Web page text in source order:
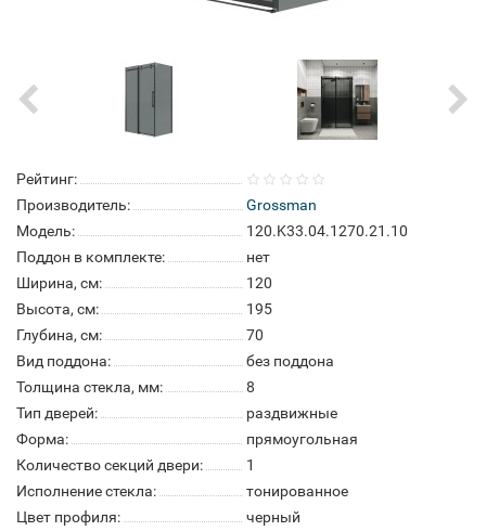
Рейтинг:
Производитель:
Grossman
Модель:
120.K33.04.1270.21.10
Поддон в комплекте:
нет
Ширина, см:
120
Высота, см:
195
Глубина, см:
70
Вид поддона:
без поддона
Толщина стекла, мм:
8
Тип дверей:
раздвижные
Форма:
прямоугольная
Количество секций двери:
1
Исполнение стекла:
тонированное
Цвет профиля:
черный